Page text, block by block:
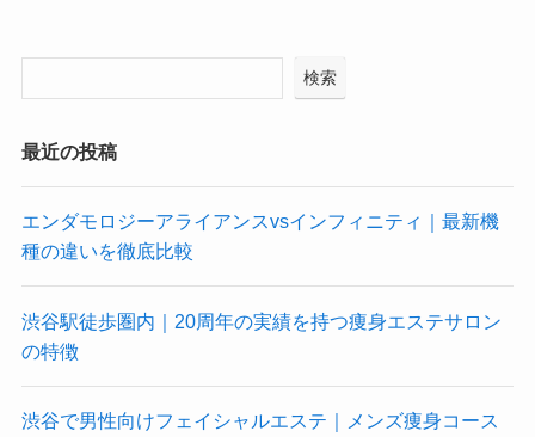
検索
最近の投稿
エンダモロジーアライアンスvsインフィニティ｜最新機
種の違いを徹底比較
渋谷駅徒歩圏内｜20周年の実績を持つ痩身エステサロン
の特徴
渋谷で男性向けフェイシャルエステ｜メンズ痩身コース